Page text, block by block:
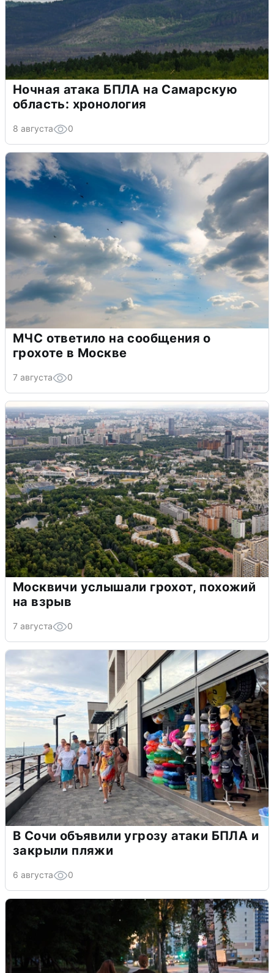
Ночная атака БПЛА на Самарскую
область: хронология
8 августа 0
МЧС ответило на сообщения о
грохоте в Москве
7 августа 0
Москвичи услышали грохот, похожий
на взрыв
7 августа 0
В Сочи объявили угрозу атаки БПЛА и
закрыли пляжи
6 августа 0